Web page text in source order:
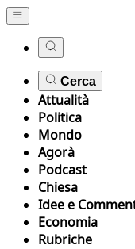
Cerca
Attualità
Politica
Mondo
Agorà
Podcast
Chiesa
Idee e
Economia
Rubriche